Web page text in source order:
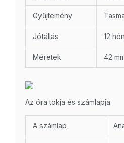
Gyűjtemény
Jótállás 12
Méretek 42
Az óra tokja és számlapja
A számlap